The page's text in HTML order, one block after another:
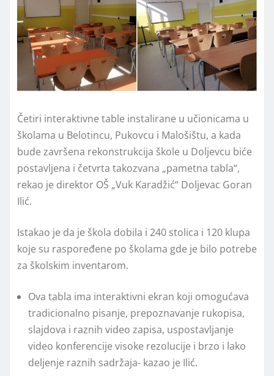
Četiri interaktivne table instalirane u učionicama u
školama u Belotincu, Pukovcu i Malošištu, a kada
bude završena rekonstrukcija škole u Doljevcu biće
postavljena i četvrta takozvana „pametna tabla“,
rekao je direktor OŠ „Vuk Karadžić“ Doljevac Goran
Ilić.
Istakao je da je škola dobila i 240 stolica i 120 klupa
koje su raspoređene po školama gde je bilo potrebe
za školskim inventarom.
Ova tabla ima interaktivni ekran koji omogućava
tradicionalno pisanje, prepoznavanje rukopisa,
slajdova i raznih video zapisa, uspostavljanje
video konferencije visoke rezolucije i brzo i lako
deljenje raznih sadržaja- kazao je Ilić.